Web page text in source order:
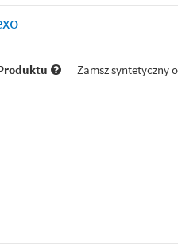
Zamsz syntetyczny